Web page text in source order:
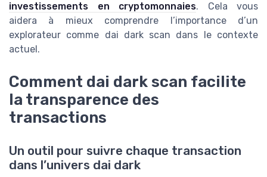
investissements en cryptomonnaies. Cela vous
aidera à mieux comprendre l’importance d’un
explorateur comme dai dark scan dans le contexte
actuel.
Comment dai dark scan facilite
la transparence des
transactions
Un outil pour suivre chaque transaction
dans l’univers dai dark